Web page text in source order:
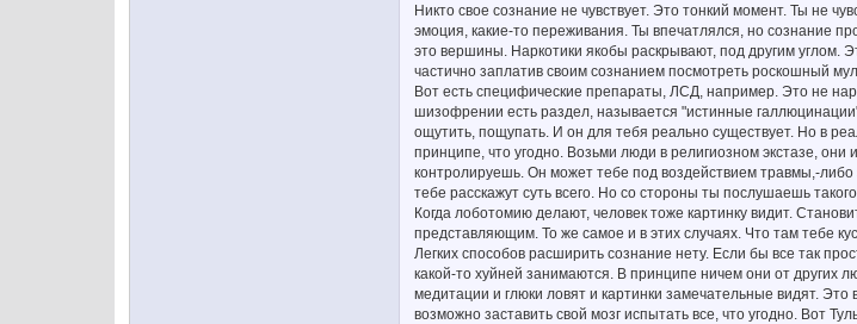
Никто свое сознание не чувствует. Это тонкий момент. Ты не
эмоция, какие-то переживания. Ты впечатлялся, но сознание
это вершины. Наркотики якобы раскрывают, под другим углом.
частично заплатив своим сознанием посмотреть роскошный
Вот есть специфические препараты, ЛСД, например. Это не
шизофрении есть раздел, называется "истинные
ощутить, пощупать. И он для тебя реально существует. Но в
принципе, что угодно. Возьми люди в религиозном экстазе, они
контролируешь. Он может тебе под воздействием травмы,-
тебе расскажут суть всего. Но со стороны ты послушаешь
Когда лоботомию делают, человек тоже картинку видит.
представляющим. То же самое и в этих случаях. Что там тебе
Легких способов расширить сознание нету. Если бы все так
какой-то хуйней занимаются. В принципе ничем они от
медитации и глюки ловят и картинки замечательные видят.
возможно заставить свой мозг испытать все, что угодно. Вот